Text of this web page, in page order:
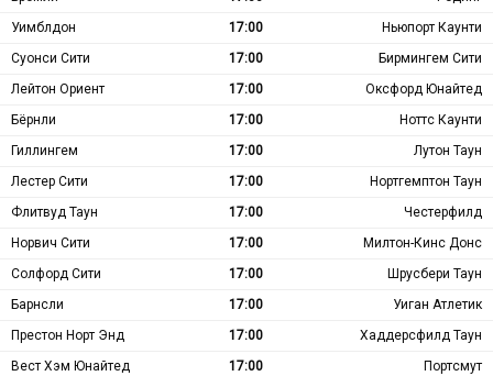
Уимблдон
17:00
Ньюпорт Каунти
Суонси Сити
17:00
Бирмингем Сити
Лейтон Ориент
17:00
Оксфорд Юнайтед
Бёрнли
17:00
Ноттс Каунти
Гиллингем
17:00
Лутон Таун
Лестер Сити
17:00
Нортгемптон Таун
Флитвуд Таун
17:00
Честерфилд
Норвич Сити
17:00
Милтон-Кинс Донс
Солфорд Сити
17:00
Шрусбери Таун
Барнсли
17:00
Уиган Атлетик
Престон Норт Энд
17:00
Хаддерсфилд Таун
Вест Хэм Юнайтед
17:00
Портсмут